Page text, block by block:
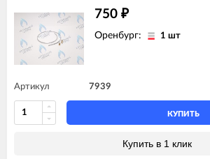
750 ₽
Оренбург: 1 шт
Артикул 7939
КУПИТЬ
Купить в 1 клик